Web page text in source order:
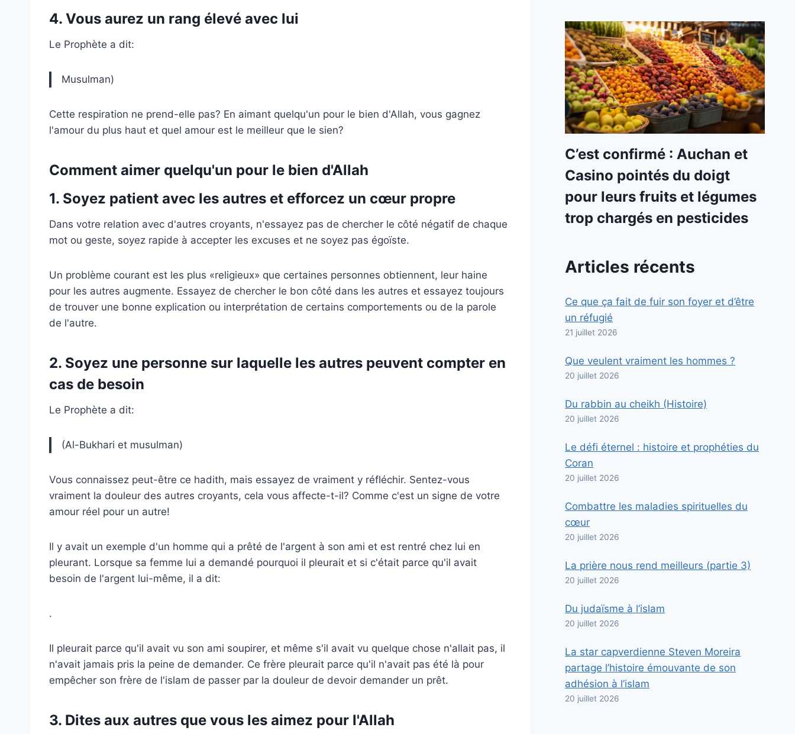
4. Vous aurez un rang élevé avec lui
Le Prophète a dit:
Musulman)
Cette respiration ne prend-elle pas? En aimant quelqu'un pour le bien d'Allah, vous gagnez
l'amour du plus haut et quel amour est le meilleur que le sien?
Comment aimer quelqu'un pour le bien d'Allah
1. Soyez patient avec les autres et efforcez un cœur propre
Dans votre relation avec d'autres croyants, n'essayez pas de chercher le côté négatif de chaque
mot ou geste, soyez rapide à accepter les excuses et ne soyez pas égoïste.
Un problème courant est les plus «religieux» que certaines personnes obtiennent, leur haine
pour les autres augmente. Essayez de chercher le bon côté dans les autres et essayez toujours
de trouver une bonne explication ou interprétation de certains comportements ou de la parole
de l'autre.
2. Soyez une personne sur laquelle les autres peuvent compter en
cas de besoin
Le Prophète a dit:
(Al-Bukhari et musulman)
Vous connaissez peut-être ce hadith, mais essayez de vraiment y réfléchir. Sentez-vous
vraiment la douleur des autres croyants, cela vous affecte-t-il? Comme c'est un signe de votre
amour réel pour un autre!
Il y avait un exemple d'un homme qui a prêté de l'argent à son ami et est rentré chez lui en
pleurant. Lorsque sa femme lui a demandé pourquoi il pleurait et si c'était parce qu'il avait
besoin de l'argent lui-même, il a dit:
.
Il pleurait parce qu'il avait vu son ami soupirer, et même s'il avait vu quelque chose n'allait pas, il
n'avait jamais pris la peine de demander. Ce frère pleurait parce qu'il n'avait pas été là pour
empêcher son frère de l'islam de passer par la douleur de devoir demander un prêt.
3. Dites aux autres que vous les aimez pour l'Allah
C’est confirmé : Auchan et
Casino pointés du doigt
pour leurs fruits et légumes
trop chargés en pesticides
Articles récents
Ce que ça fait de fuir son foyer et d’être
un réfugié
21 juillet 2026
Que veulent vraiment les hommes ?
20 juillet 2026
Du rabbin au cheikh (Histoire)
20 juillet 2026
Le défi éternel : histoire et prophéties du
Coran
20 juillet 2026
Combattre les maladies spirituelles du
cœur
20 juillet 2026
La prière nous rend meilleurs (partie 3)
20 juillet 2026
Du judaïsme à l’islam
20 juillet 2026
La star capverdienne Steven Moreira
partage l’histoire émouvante de son
adhésion à l’islam
20 juillet 2026